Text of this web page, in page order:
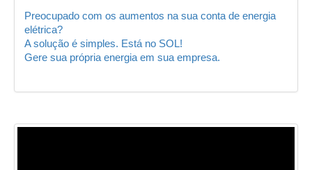
Preocupado com os aumentos na sua conta de energia
elétrica?
A solução é simples. Está no SOL!
Gere sua própria energia em sua empresa.